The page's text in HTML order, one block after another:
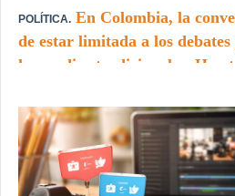
POLÍTICA. En Colombia, la
de estar limitada a los
los medios tradicionales. Hoy
llega al celular a cualquier
mensajes y cadenas que